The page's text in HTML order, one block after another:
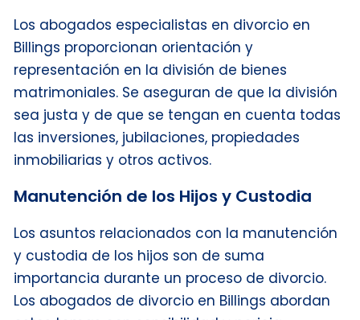
Los abogados especialistas en divorcio en
Billings proporcionan orientación y
representación en la división de bienes
matrimoniales. Se aseguran de que la división
sea justa y de que se tengan en cuenta todas
las inversiones, jubilaciones, propiedades
inmobiliarias y otros activos.
Manutención de los Hijos y Custodia
Los asuntos relacionados con la manutención
y custodia de los hijos son de suma
importancia durante un proceso de divorcio.
Los abogados de divorcio en Billings abordan